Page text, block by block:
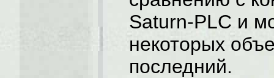
Saturn-PLC и
некоторых
последний.